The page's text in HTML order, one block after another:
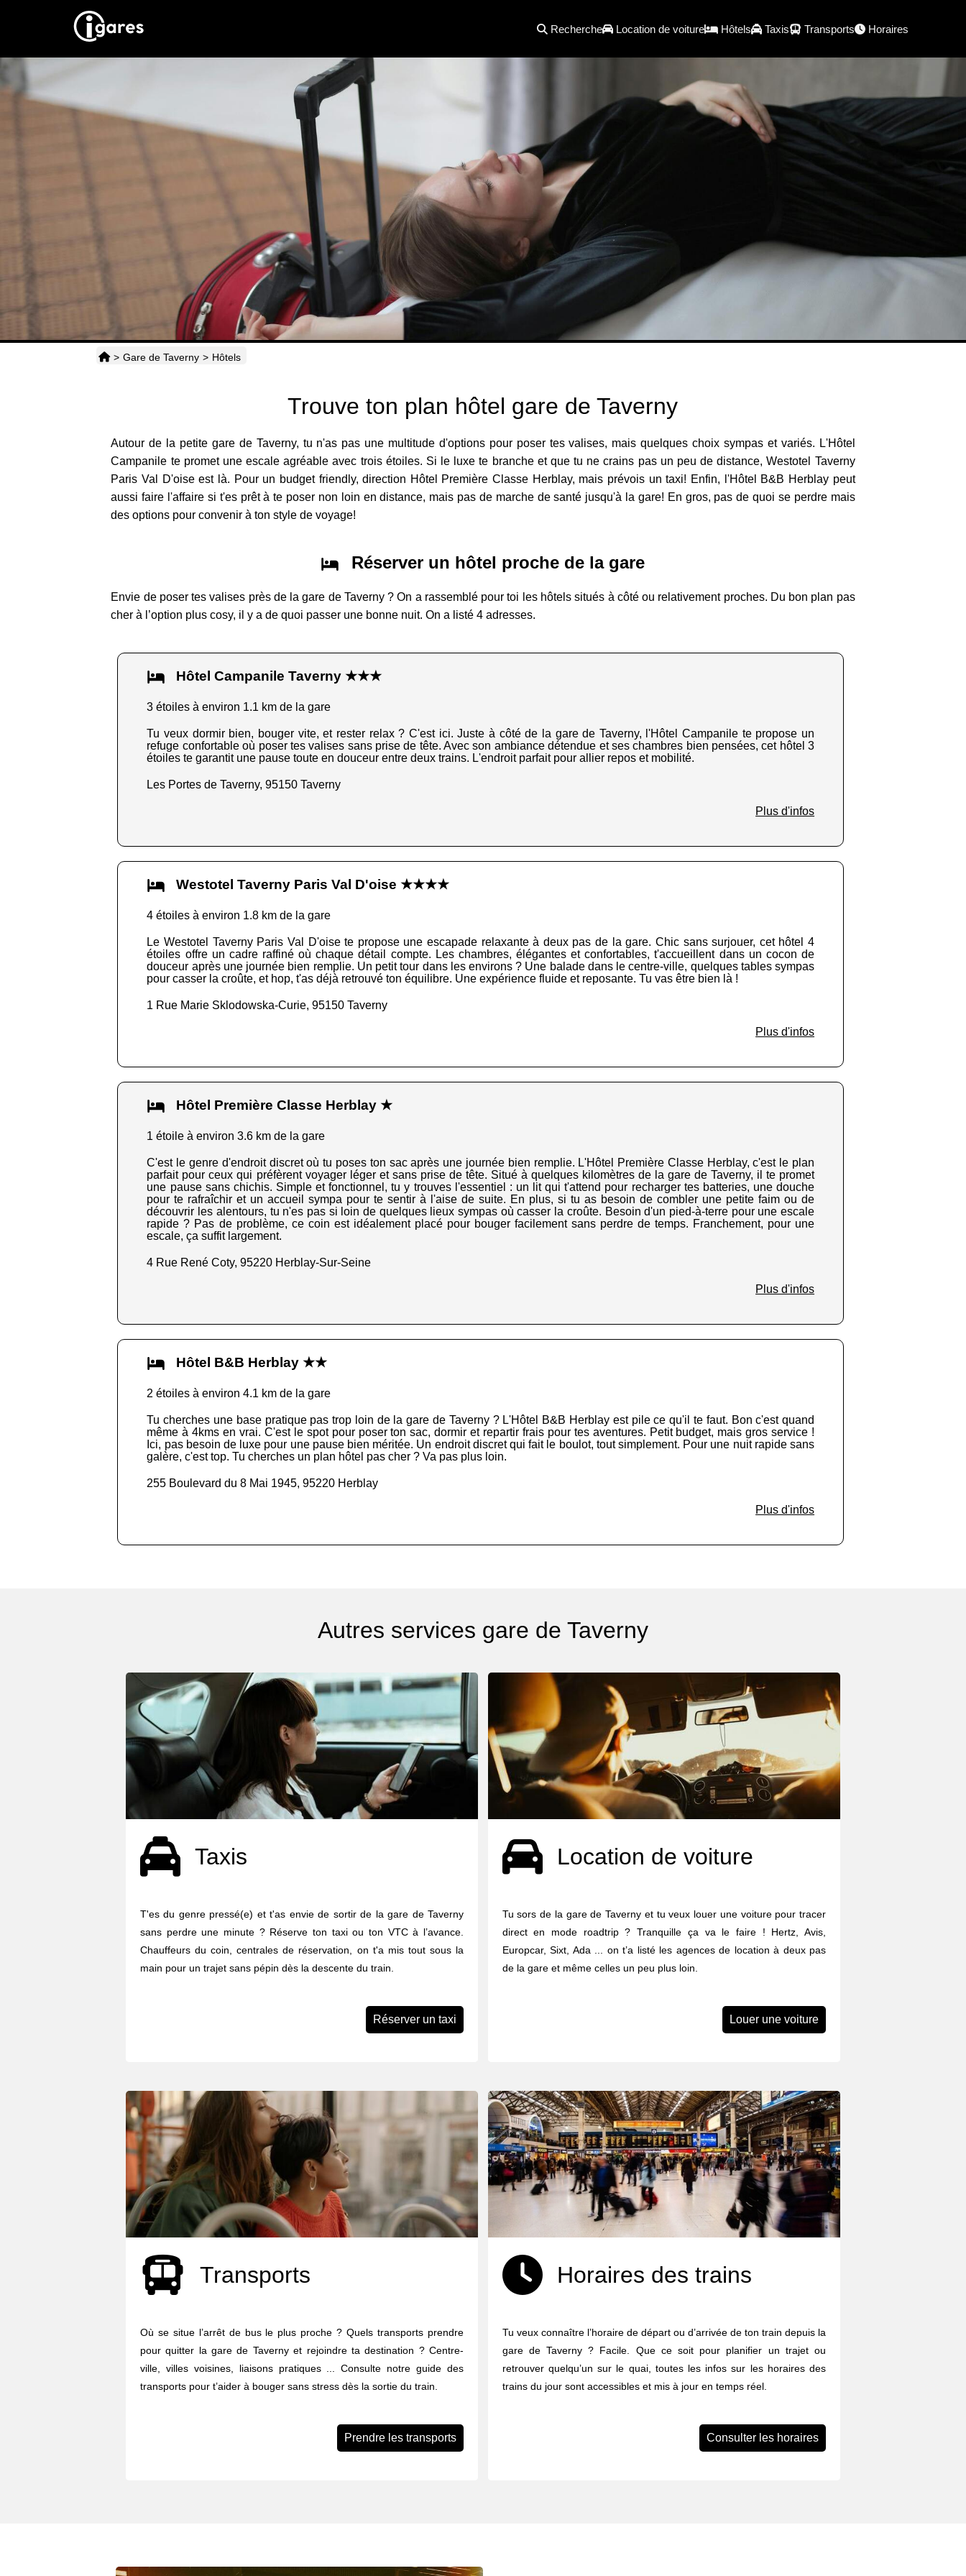
Recherche Location de voiture Hôtels Taxis Transports Horaires
> Gare de Taverny > Hôtels
Trouve ton plan hôtel gare de Taverny
Autour de la petite gare de Taverny, tu n'as pas une multitude d'options pour poser tes valises, mais quelques choix sympas et variés. L'Hôtel
Campanile te promet une escale agréable avec trois étoiles. Si le luxe te branche et que tu ne crains pas un peu de distance, Westotel Taverny
Paris Val D'oise est là. Pour un budget friendly, direction Hôtel Première Classe Herblay, mais prévois un taxi! Enfin, l'Hôtel B&B Herblay peut
aussi faire l'affaire si t'es prêt à te poser non loin en distance, mais pas de marche de santé jusqu'à la gare! En gros, pas de quoi se perdre mais
des options pour convenir à ton style de voyage!
Réserver un hôtel proche de la gare
Envie de poser tes valises près de la gare de Taverny ? On a rassemblé pour toi les hôtels situés à côté ou relativement proches. Du bon plan pas
cher à l’option plus cosy, il y a de quoi passer une bonne nuit. On a listé 4 adresses.
Hôtel Campanile Taverny ★★★
3 étoiles à environ 1.1 km de la gare
Tu veux dormir bien, bouger vite, et rester relax ? C'est ici. Juste à côté de la gare de Taverny, l'Hôtel Campanile te propose un
refuge confortable où poser tes valises sans prise de tête. Avec son ambiance détendue et ses chambres bien pensées, cet hôtel 3
étoiles te garantit une pause toute en douceur entre deux trains. L'endroit parfait pour allier repos et mobilité.
Les Portes de Taverny, 95150 Taverny
Plus d'infos
Westotel Taverny Paris Val D'oise ★★★★
4 étoiles à environ 1.8 km de la gare
Le Westotel Taverny Paris Val D'oise te propose une escapade relaxante à deux pas de la gare. Chic sans surjouer, cet hôtel 4
étoiles offre un cadre raffiné où chaque détail compte. Les chambres, élégantes et confortables, t'accueillent dans un cocon de
douceur après une journée bien remplie. Un petit tour dans les environs ? Une balade dans le centre-ville, quelques tables sympas
pour casser la croûte, et hop, t'as déjà retrouvé ton équilibre. Une expérience fluide et reposante. Tu vas être bien là !
1 Rue Marie Sklodowska-Curie, 95150 Taverny
Plus d'infos
Hôtel Première Classe Herblay ★
1 étoile à environ 3.6 km de la gare
C'est le genre d'endroit discret où tu poses ton sac après une journée bien remplie. L'Hôtel Première Classe Herblay, c'est le plan
parfait pour ceux qui préfèrent voyager léger et sans prise de tête. Situé à quelques kilomètres de la gare de Taverny, il te promet
une pause sans chichis. Simple et fonctionnel, tu y trouves l'essentiel : un lit qui t'attend pour recharger tes batteries, une douche
pour te rafraîchir et un accueil sympa pour te sentir à l'aise de suite. En plus, si tu as besoin de combler une petite faim ou de
découvrir les alentours, tu n'es pas si loin de quelques lieux sympas où casser la croûte. Besoin d'un pied-à-terre pour une escale
rapide ? Pas de problème, ce coin est idéalement placé pour bouger facilement sans perdre de temps. Franchement, pour une
escale, ça suffit largement.
4 Rue René Coty, 95220 Herblay-Sur-Seine
Plus d'infos
Hôtel B&B Herblay ★★
2 étoiles à environ 4.1 km de la gare
Tu cherches une base pratique pas trop loin de la gare de Taverny ? L'Hôtel B&B Herblay est pile ce qu'il te faut. Bon c'est quand
même à 4kms en vrai. C'est le spot pour poser ton sac, dormir et repartir frais pour tes aventures. Petit budget, mais gros service !
Ici, pas besoin de luxe pour une pause bien méritée. Un endroit discret qui fait le boulot, tout simplement. Pour une nuit rapide sans
galère, c'est top. Tu cherches un plan hôtel pas cher ? Va pas plus loin.
255 Boulevard du 8 Mai 1945, 95220 Herblay
Plus d'infos
Autres services gare de Taverny
Taxis
T'es du genre pressé(e) et t'as envie de sortir de la gare de Taverny
sans perdre une minute ? Réserve ton taxi ou ton VTC à l’avance.
Chauffeurs du coin, centrales de réservation, on t'a mis tout sous la
main pour un trajet sans pépin dès la descente du train.
Réserver un taxi
Location de voiture
Tu sors de la gare de Taverny et tu veux louer une voiture pour tracer
direct en mode roadtrip ? Tranquille ça va le faire ! Hertz, Avis,
Europcar, Sixt, Ada ... on t’a listé les agences de location à deux pas
de la gare et même celles un peu plus loin.
Louer une voiture
Transports
Où se situe l’arrêt de bus le plus proche ? Quels transports prendre
pour quitter la gare de Taverny et rejoindre ta destination ? Centre-
ville, villes voisines, liaisons pratiques ... Consulte notre guide des
transports pour t’aider à bouger sans stress dès la sortie du train.
Prendre les transports
Horaires des trains
Tu veux connaître l’horaire de départ ou d’arrivée de ton train depuis la
gare de Taverny ? Facile. Que ce soit pour planifier un trajet ou
retrouver quelqu’un sur le quai, toutes les infos sur les horaires des
trains du jour sont accessibles et mis à jour en temps réel.
Consulter les horaires